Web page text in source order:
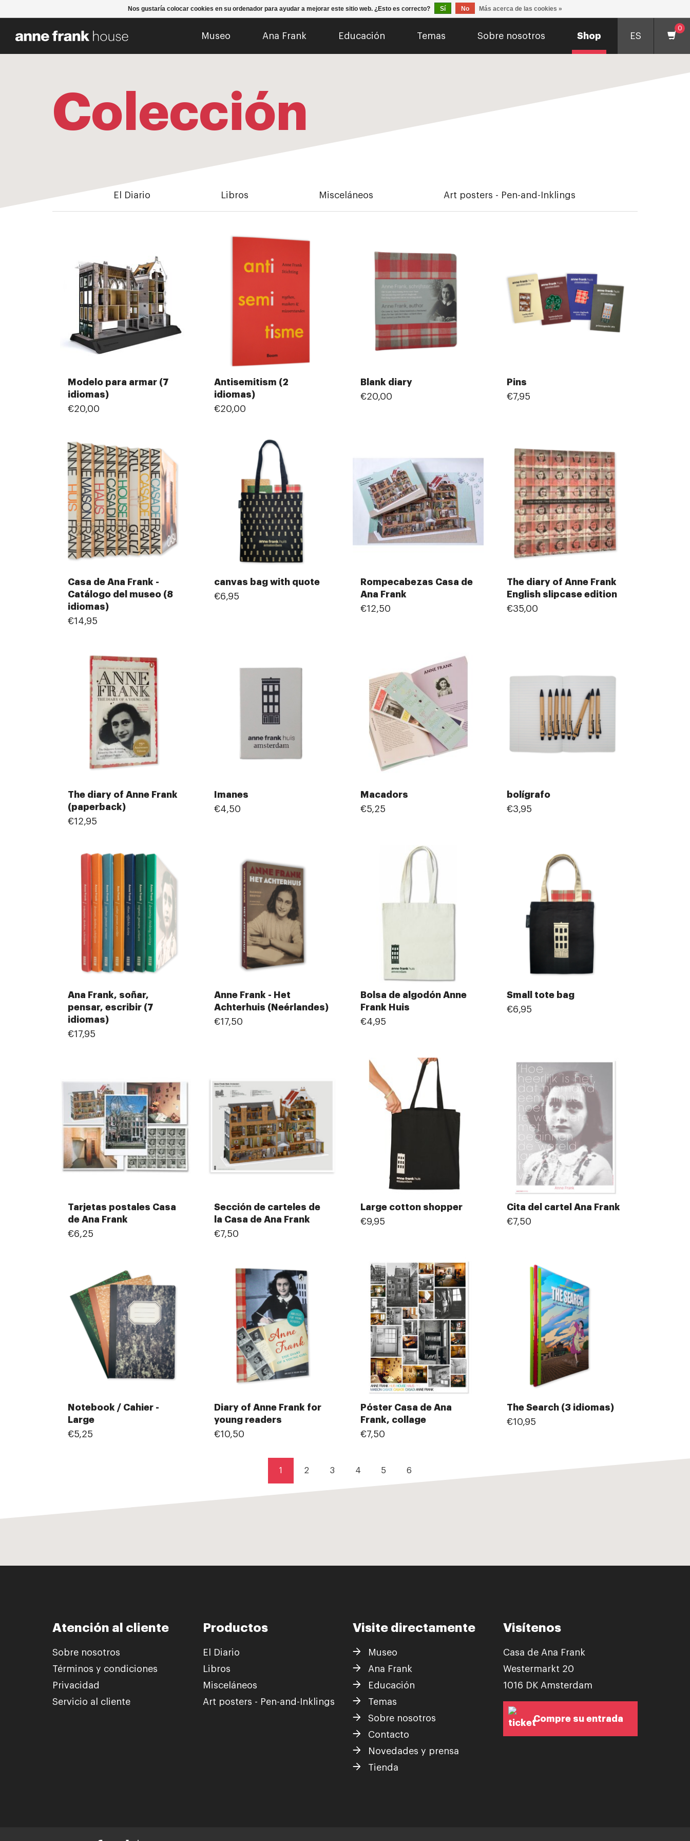
Museo Ana Frank Educación Temas Sobre nosotros Shop ES
0
Colección
El Diario Libros Misceláneos Art posters - Pen-and-Inklings
Modelo para armar (7
idiomas)
€20,00
Antisemitism (2
idiomas)
€20,00
Blank diary
€20,00
Pins
€7,95
Casa de Ana Frank -
Catálogo del museo (8
idiomas)
€14,95
canvas bag with quote
€6,95
Rompecabezas Casa de
Ana Frank
€12,50
The diary of Anne Frank
English slipcase edition
€35,00
The diary of Anne Frank
(paperback)
€12,95
Imanes
€4,50
Macadors
€5,25
bolígrafo
€3,95
Ana Frank, soñar,
pensar, escribir (7
idiomas)
€17,95
Anne Frank - Het
Achterhuis (Neérlandes)
€17,50
Bolsa de algodón Anne
Frank Huis
€4,95
Small tote bag
€6,95
Tarjetas postales Casa
de Ana Frank
€6,25
Sección de carteles de
la Casa de Ana Frank
€7,50
Large cotton shopper
€9,95
Cita del cartel Ana Frank
€7,50
Notebook / Cahier -
Large
€5,25
Diary of Anne Frank for
young readers
€10,50
Póster Casa de Ana
Frank, collage
€7,50
The Search (3 idiomas)
€10,95
1 2 3 4 5 6
Atención al cliente
Sobre nosotros
Términos y condiciones
Privacidad
Servicio al cliente
Productos
El Diario
Libros
Misceláneos
Art posters - Pen-and-Inklings
Visite directamente
Museo
Ana Frank
Educación
Temas
Sobre nosotros
Contacto
Novedades y prensa
Tienda
Visítenos
Casa de Ana Frank
Westermarkt 20
1016 DK Amsterdam
Compre su entrada
Nos gustaría colocar cookies en su ordenador para ayudar a mejorar este sitio web. ¿Esto es correcto? Sí No Más acerca de las cookies »